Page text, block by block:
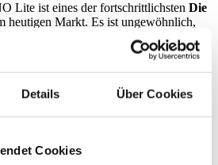
Details Über Cookies
Cookies
Lite ist eines der fortschrittlichsten Die
heutigen Markt. Es ist ungewöhnlich,
bis zu ±1 µm bei 3 s aufrechterhalten
über 350 °C gebondet wird und
oderTCB
ViaoderTSVbenötigt. Als größere
Die Bonder